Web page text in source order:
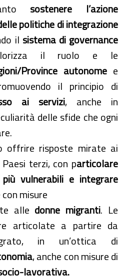
sostenere l’azione
politiche di integrazione
il sistema di governance
il ruolo e le
Province autonomee
il principio di
ai servizi, anche in
delle sfide che ogni
offrire risposte mirate ai
terzi, con particolare
vulnerabili e integrare
con misure
alle donne migranti. Le
articolate a partire da
in un’ottica di
, anche con misure di
lavorativa.